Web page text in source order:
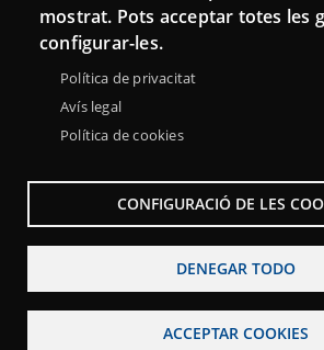
Hemeroteca
mostrat. Pots acceptar totes les
configurar-les.
Política de privacitat
Avís legal
Política de cookies
CONFIGURACIÓ DE LES
DENEGAR TODO
ACCEPTAR COOKIES
Menu
Sobre la Red Punt TIC Aviso legal